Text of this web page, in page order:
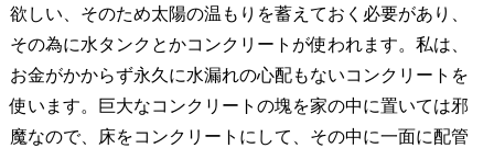
欲しい、そのため太陽の温もりを蓄えておく必要があり、
その為に水タンクとかコンクリートが使われます。私は、
お金がかからず永久に水漏れの心配もないコンクリートを
使います。巨大なコンクリートの塊を家の中に置いては邪
魔なので、床をコンクリートにして、その中に一面に配管